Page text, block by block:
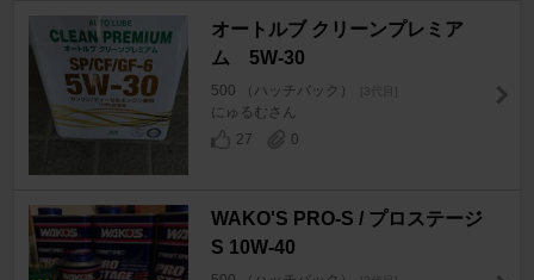
オートルブ クリーンプレミア
ム 5W-30
500 （ハッチバック） [3代目]
にゅるむさん
27
0
WAKO'S PRO-S / プロステージ
S 10W-40